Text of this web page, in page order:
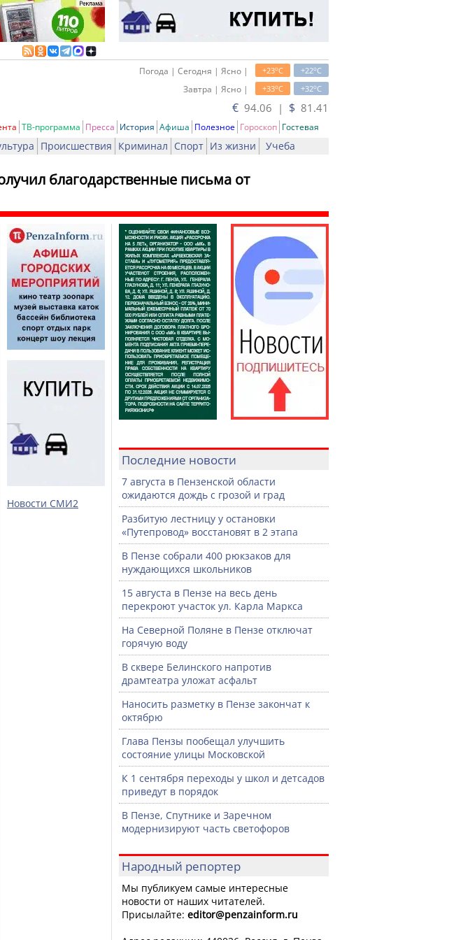
+22oC
+23oC
Погода | Сегодня | Ясно |
+32oC
+33oC
Завтра | Ясно |
€ 94.06 | $ 81.41
ТВ-программа Пресса История Афиша Полезное Гороскоп Гостевая
Происшествия Криминал Спорт Из жизни Учеба
благодарственные письма от
Новости СМИ2
Последние новости
7 августа в Пензенской области
ожидаются дождь с грозой и град
Разбитую лестницу у остановки
«Путепровод» восстановят в 2 этапа
В Пензе собрали 400 рюкзаков для
нуждающихся школьников
15 августа в Пензе на весь день
перекроют участок ул. Карла Маркса
На Северной Поляне в Пензе отключат
горячую воду
В сквере Белинского напротив
драмтеатра уложат асфальт
Наносить разметку в Пензе закончат к
октябрю
Глава Пензы пообещал улучшить
состояние улицы Московской
К 1 сентября переходы у школ и детсадов
приведут в порядок
В Пензе, Спутнике и Заречном
модернизируют часть светофоров
Народный репортер
Мы публикуем самые интересные
новости от наших читателей.
Присылайте: editor@penzainform.ru